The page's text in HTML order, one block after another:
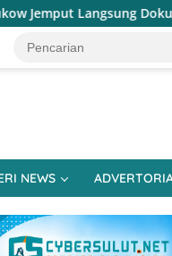
Musrenbang Desa
NEWS